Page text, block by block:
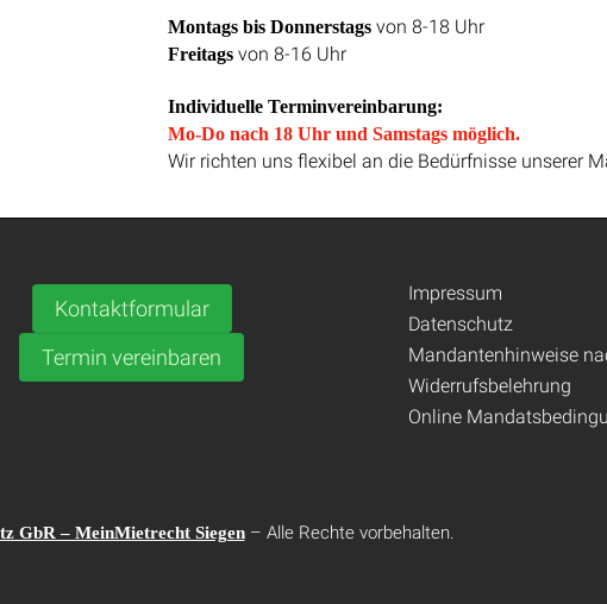
Montags bis Donnerstagsvon 8-18 Uhr
Freitagsvon 8-16 Uhr
Individuelle Terminvereinbarung:
Mo-Do nach 18 Uhr und Samstags möglich.
Wir richten uns flexibel an die Bedürfnisse unserer
Kontaktformular
Termin vereinbaren
Impressum
Datenschutz
Mandantenhinweise
Widerrufsbelehrung
Online
GbR – MeinMietrecht Siegen– Alle Rechte vorbehalten.